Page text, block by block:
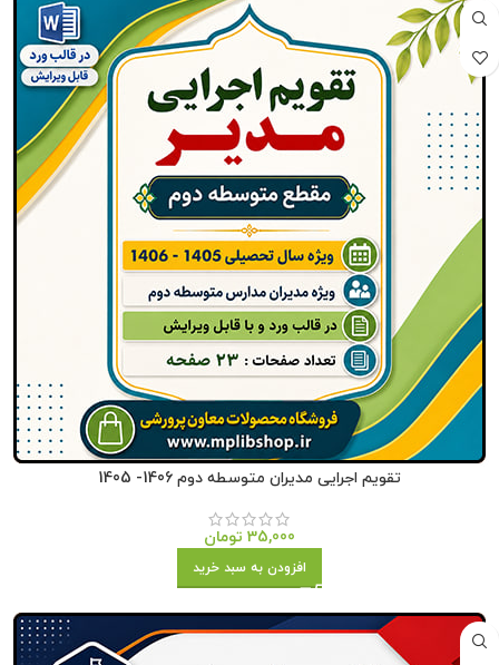
تقویم اجرایی مدیران متوسطه دوم 1406- 1405
35,000 تومان
افزودن به سبد خرید